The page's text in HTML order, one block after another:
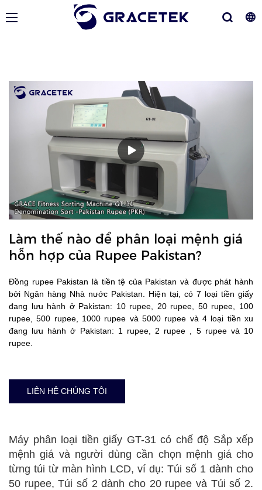
Làm thế nào để phân loại mệnh giá
hỗn hợp của Rupee Pakistan?
Đồng rupee Pakistan là tiền tệ của Pakistan và được phát hành
bởi Ngân hàng Nhà nước Pakistan. Hiện tại, có 7 loại tiền giấy
đang lưu hành ở Pakistan: 10 rupee, 20 rupee, 50 rupee, 100
rupee, 500 rupee, 1000 rupee và 5000 rupee và 4 loại tiền xu
đang lưu hành ở Pakistan: 1 rupee, 2 rupee , 5 rupee và 10
rupee.
LIÊN HỆ CHÚNG TÔI
Máy phân loại tiền giấy GT-31 có chế độ Sắp xếp
mệnh giá và người dùng cần chọn mệnh giá cho
từng túi từ màn hình LCD, ví dụ: Túi số 1 dành cho
50 rupee, Túi số 2 dành cho 20 rupee và Túi số 2.